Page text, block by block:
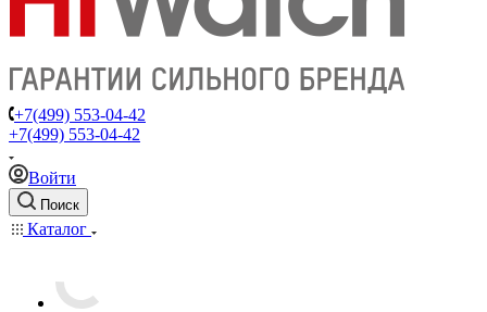
+7(499) 553-04-42
+7(499) 553-04-42
Войти
Поиск
Каталог